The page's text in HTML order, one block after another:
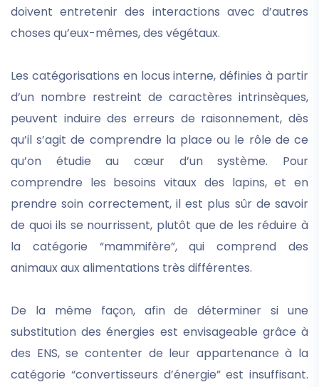
doivent entretenir des interactions avec d’autres
choses qu’eux-mêmes, des végétaux.
Les catégorisations en locus interne, définies à partir
d’un nombre restreint de caractères intrinsèques,
peuvent induire des erreurs de raisonnement, dès
qu’il s’agit de comprendre la place ou le rôle de ce
qu’on étudie au cœur d’un système. Pour
comprendre les besoins vitaux des lapins, et en
prendre soin correctement, il est plus sûr de savoir
de quoi ils se nourrissent, plutôt que de les réduire à
la catégorie “mammifère”, qui comprend des
animaux aux alimentations très différentes.
De la même façon, afin de déterminer si une
substitution des énergies est envisageable grâce à
des ENS, se contenter de leur appartenance à la
catégorie “convertisseurs d’énergie” est insuffisant.